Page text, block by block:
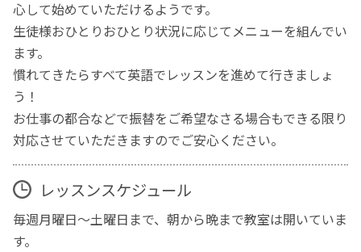
心して始めていただけるようです。
生徒様おひとりおひとり状況に応じてメニューを組んでい
ます。
慣れてきたらすべて英語でレッスンを進めて行きましょ
う！
お仕事の都合などで振替をご希望なさる場合もできる限り
対応させていただきますのでご安心ください。
レッスンスケジュール
毎週月曜日～土曜日まで、朝から晩まで教室は開いていま
す。